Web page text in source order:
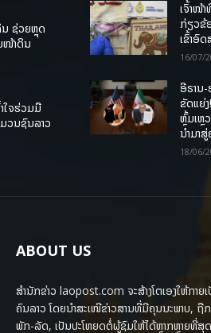
ນ ຊ່ວຍຫຼຸດ
ໜ້າດິນ
ໃຈຮ່ວມມື
ວນຊົນລາວ
ເຈົ້າໜ້
ກ່ຽວຂ້
ເຂົ້າອົດ
16/07/
ອີຣານ-
ຂັດແຍ່
ຫຼົ້ມເຫຼ
ນໍາມາ
18/06/
ABOUT US
ສຳນັກຂ່າວ laopost.com ຈະສ້າງໂຕເອງໃຫ້ກາ
ຄົນລາວ ໂດຍນຳສະເໜີຂ່າວສານທີ່ມີຄຸນນະພາບ, ຖືກ
ພັກ-ລັດ, ເປັນປະໂຫຍດຕໍ່ຜູ້ຊົມໃຫ້ໄດ້ຫຼາກຫຼາຍທີ່ສຸ